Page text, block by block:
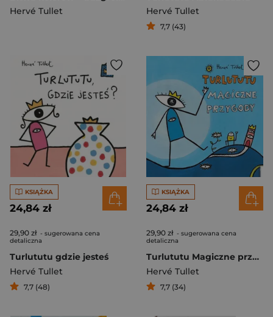
Hervé Tullet
Hervé Tullet
7,7 (43)
KSIĄŻKA
24,84 zł
29,90 zł - sugerowana cena
detaliczna
Turlututu gdzie jesteś
Hervé Tullet
7,7 (48)
KSIĄŻKA
24,84 zł
29,90 zł - sugerowana cena
detaliczna
Turlututu Magiczne przygody
Hervé Tullet
7,7 (34)